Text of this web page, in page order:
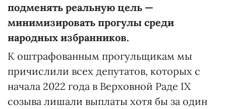
подменять реальную цель —
минимизировать прогулы среди
народных избранников.
К оштрафованным прогульщикам мы
причислили всех депутатов, которых с
начала 2022 года в Верховной Раде ІХ
созыва лишали выплаты хотя бы за один